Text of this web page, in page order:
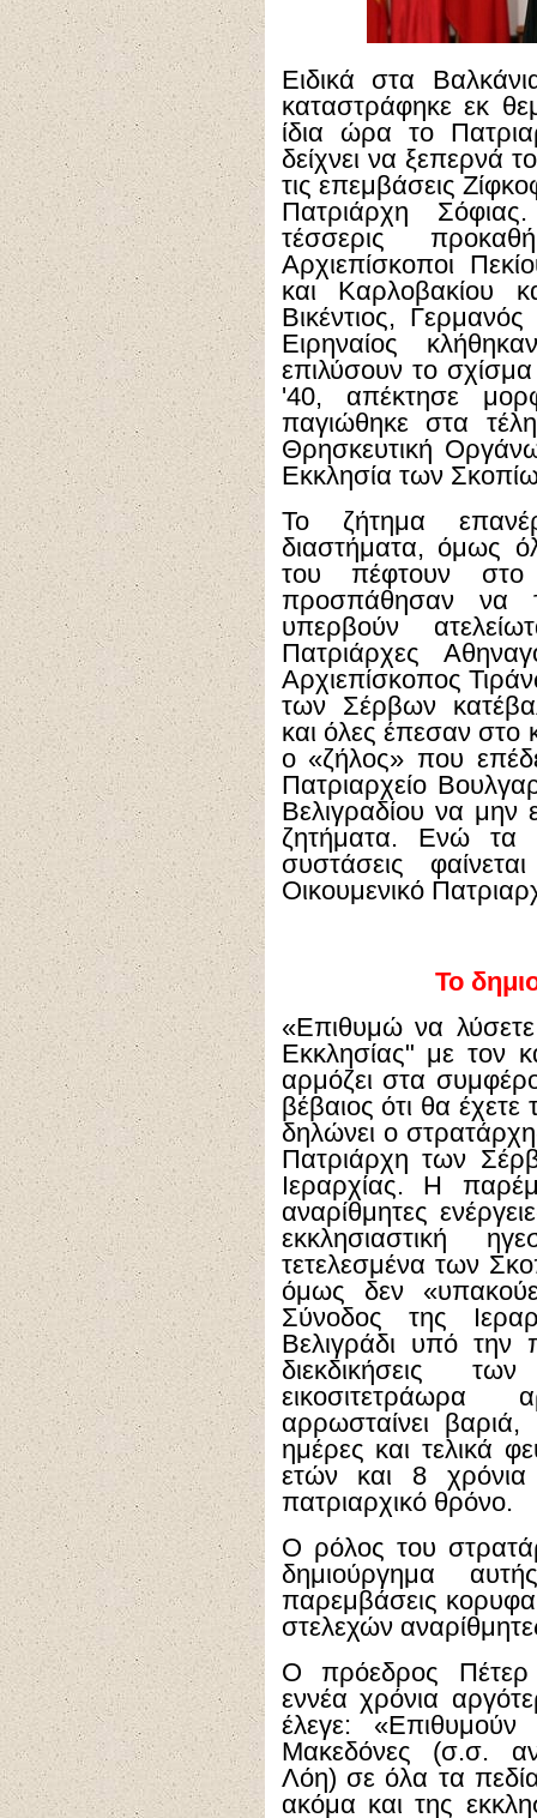
Ειδικά στα
καταστράφηκε εκ
ίδια ώρα το
δείχνει να ξεπερνά
τις επεμβάσεις
Πατριάρχη
τέσσερις
Αρχιεπίσκοποι
και Καρλοβακίου
Βικέντιος,
Ειρηναίος
επιλύσουν το
'40, απέκτησε
παγιώθηκε στα
Θρησκευτική
Εκκλησία των
Το ζήτημα
διαστήματα, όμως
του πέφτουν
προσπάθησαν να
υπερβούν
Πατριάρχες
Αρχιεπίσκοπος
των Σέρβων
και όλες έπεσαν στο
ο «ζήλος» που
Πατριαρχείο
Βελιγραδίου να μην
ζητήματα. Ενώ τα
συστάσεις
Οικουμενικό
Το
«Επιθυμώ να
Εκκλησίας" με τον
αρμόζει στα
βέβαιος ότι θα
δηλώνει ο
Πατριάρχη των
Ιεραρχίας. Η
αναρίθμητες
εκκλησιαστική
τετελεσμένα των
όμως δεν
Σύνοδος της
Βελιγράδι υπό την
διεκδικήσεις
αρρωσταίνει
ημέρες και τελικά
ετών και 8
πατριαρχικό θρόνο.
Ο ρόλος του
δημιούργημα
παρεμβάσεις
στελεχών
Ο πρόεδρος Πέτερ
εννέα χρόνια
έλεγε:
Μακεδόνες (σ.σ.
Λόη) σε όλα τα πεδία
ακόμα και της